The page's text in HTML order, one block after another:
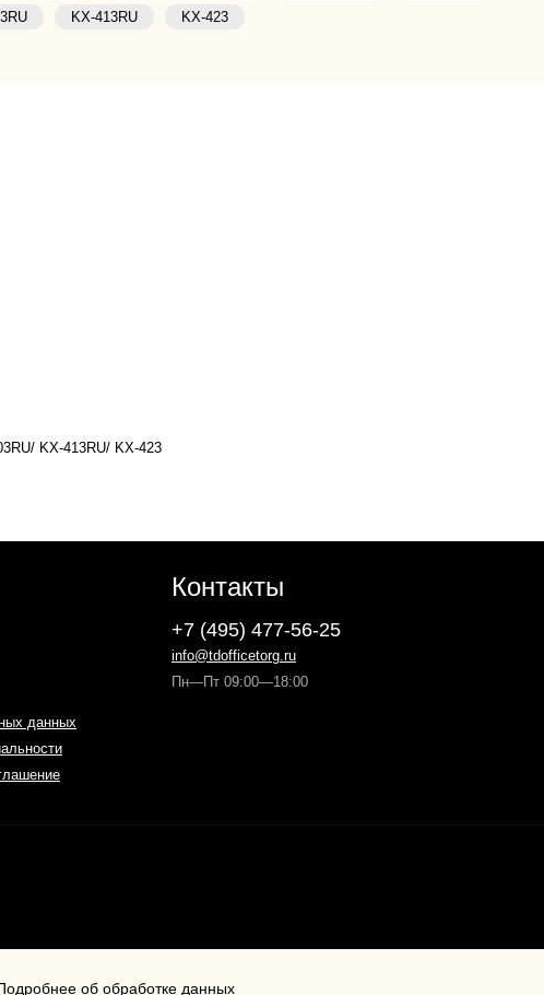
KX-413RU KX-423
KX-413RU/ KX-423
данных
Контакты
+7 (495) 477-56-25
info@tdofficetorg.ru
Пн—Пт 09:00—18:00
об обработке данных